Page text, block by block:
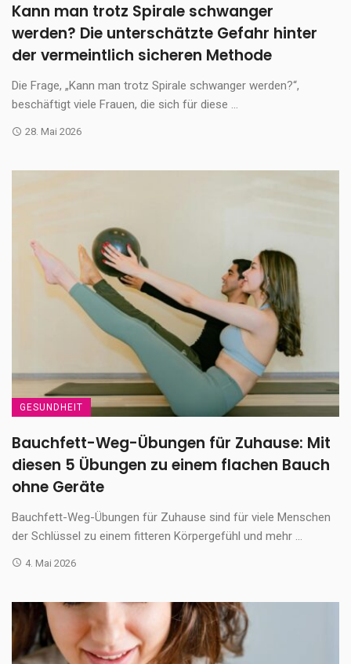
Kann man trotz Spirale schwanger
werden? Die unterschätzte Gefahr hinter
der vermeintlich sicheren Methode
Die Frage, „Kann man trotz Spirale schwanger werden?“,
beschäftigt viele Frauen, die sich für diese ...
28. Mai 2026
GESUNDHEIT
Bauchfett-Weg-Übungen für Zuhause: Mit
diesen 5 Übungen zu einem flachen Bauch
ohne Geräte
Bauchfett-Weg-Übungen für Zuhause sind für viele Menschen
der Schlüssel zu einem fitteren Körpergefühl und mehr ...
4. Mai 2026